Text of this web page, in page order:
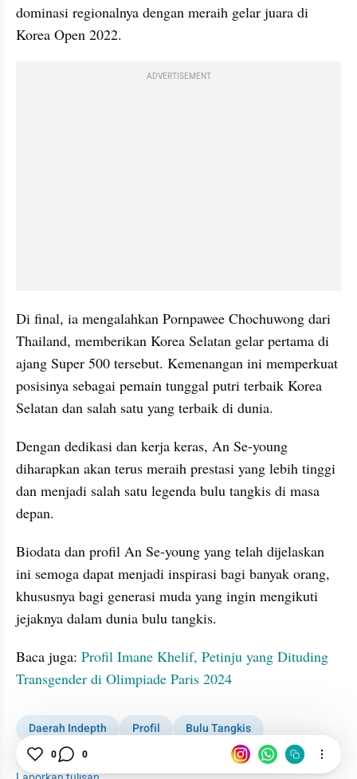
dominasi regionalnya dengan meraih gelar juara di
Korea Open 2022.
ADVERTISEMENT
Di final, ia mengalahkan Pornpawee Chochuwong dari
Thailand, memberikan Korea Selatan gelar pertama di
ajang Super 500 tersebut. Kemenangan ini memperkuat
posisinya sebagai pemain tunggal putri terbaik Korea
Selatan dan salah satu yang terbaik di dunia.
Dengan dedikasi dan kerja keras, An Se-young
diharapkan akan terus meraih prestasi yang lebih tinggi
dan menjadi salah satu legenda bulu tangkis di masa
depan.
Biodata dan profil An Se-young yang telah dijelaskan
ini semoga dapat menjadi inspirasi bagi banyak orang,
khususnya bagi generasi muda yang ingin mengikuti
jejaknya dalam dunia bulu tangkis.
Baca juga: Profil Imane Khelif, Petinju yang Dituding
Transgender di Olimpiade Paris 2024
Daerah Indepth Profil
Bulu Tangkis
Korea Selatan
0 0